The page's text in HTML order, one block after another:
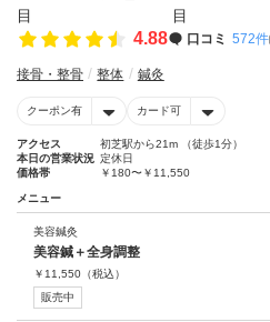
4.88 口コミ 572件
接骨・整骨 整体 鍼灸
クーポン有 カード可
アクセス
初芝駅から21m （徒歩1分）
本日の営業状況 定休日
価格帯
￥180〜￥11,550
メニュー
美容鍼灸
美容鍼＋全身調整
￥ 11,550 （税込）
販売中